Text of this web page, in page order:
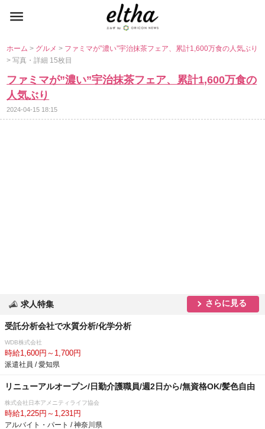
ホーム> グルメ> ファミマが”濃い”宇治抹茶フェア、累計1,600万食の人気ぶり
> 写真・詳細 15枚目
ファミマが”濃い”宇治抹茶フェア、累計1,600万食の
人気ぶり
2024-04-15 18:15
求人特集 さらに見る
受託分析会社で水質分析/化学分析
WDB株式会社
時給1,600円～1,700円
派遣社員 / 愛知県
リニューアルオープン/日勤介護職員/週2日から/無資格OK/髪色自由
株式会社日本アメニティライフ協会
時給1,225円～1,231円
アルバイト・パート / 神奈川県